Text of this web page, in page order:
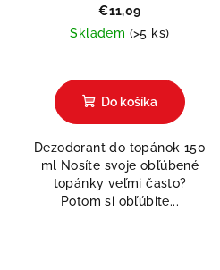
€11,09
Skladem (>5 ks)
Do košíka
Dezodorant do topánok 150
ml Nosíte svoje obľúbené
topánky veľmi často?
Potom si obľúbite...